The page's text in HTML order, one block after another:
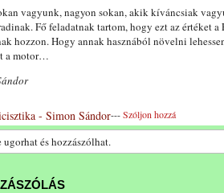
vagyunk, nagyon sokan, akik kíváncsiak
Fő feladatnak tartom, hogy ezt az értéket
hozzon. Hogy annak hasznából növelni
a motor…
- Simon Sándor---Szóljon hozzá
ugorhat és hozzászólhat.